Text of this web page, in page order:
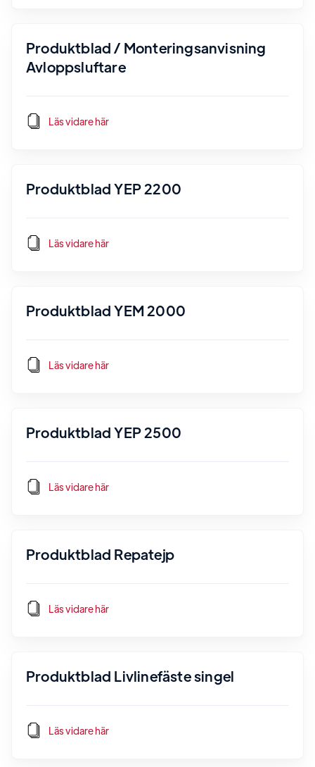
Produktblad / Monteringsanvisning
Avloppsluftare
Läs vidare här
Produktblad YEP 2200
Läs vidare här
Produktblad YEM 2000
Läs vidare här
Produktblad YEP 2500
Läs vidare här
Produktblad Repatejp
Läs vidare här
Produktblad Livlinefäste singel
Läs vidare här